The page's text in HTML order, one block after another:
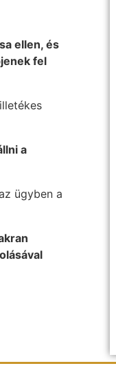
ellen, és
fel
a
ügyben a